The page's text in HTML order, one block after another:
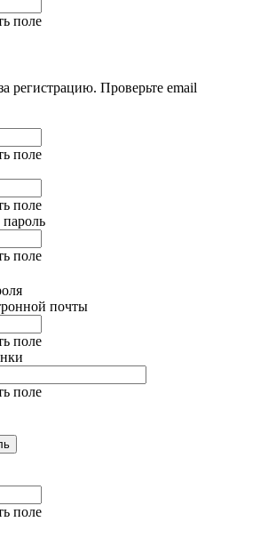
поле
регистрацию. Проверьте email
поле
поле
поле
почты
поле
поле
поле